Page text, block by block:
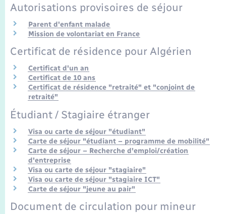
Voirie et espace public
Autorisations provisoires de séjour
Parent d'enfant malade
Mission de volontariat en France
Certificat de résidence pour Algérien
Certificat d'un an
Certificat de 10 ans
Certificat de résidence "retraité" et "conjoint de
retraité"
Étudiant / Stagiaire étranger
Visa ou carte de séjour "étudiant"
Carte de séjour "étudiant – programme de mobilité"
Carte de séjour – Recherche d'emploi/création
d'entreprise
Visa ou carte de séjour "stagiaire"
Visa ou carte de séjour "stagiaire ICT"
Carte de séjour "jeune au pair"
Document de circulation pour mineur